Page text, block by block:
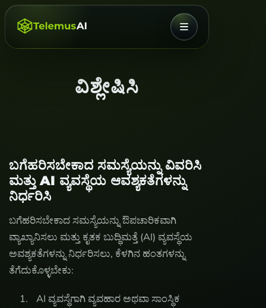
ಮೆನು
ವಿಶ್ಲೇಷಿಸಿ
ಬಗೆಹರಿಸಬೇಕಾದ ಸಮಸ್ಯೆಯನ್ನು ವಿವರಿಸಿ
ಮತ್ತು AI ವ್ಯವಸ್ಥೆಯ ಆವಶ್ಯಕತೆಗಳನ್ನು
ನಿರ್ಧರಿಸಿ
ಬಗೆಹರಿಸಬೇಕಾದ ಸಮಸ್ಯೆಯನ್ನು ಔಪಚಾರಿಕವಾಗಿ
ವ್ಯಾಖ್ಯಾನಿಸಲು ಮತ್ತು ಕೃತಕ ಬುದ್ಧಿಮತ್ತೆ (AI) ವ್ಯವಸ್ಥೆಯ
ಅವಶ್ಯಕತೆಗಳನ್ನು ನಿರ್ಧರಿಸಲು, ಕೆಳಗಿನ ಹಂತಗಳನ್ನು
ತೆಗೆದುಕೊಳ್ಳಬೇಕು:
AI ವ್ಯವಸ್ಥೆಗಾಗಿ ವ್ಯವಹಾರ ಅಥವಾ ಸಾಂಸ್ಥಿಕ